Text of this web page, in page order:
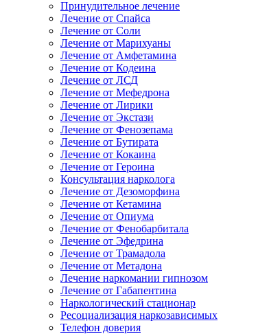
Принудительное лечение
Лечение от Спайса
Лечение от Соли
Лечение от Марихуаны
Лечение от Амфетамина
Лечение от Кодеина
Лечение от ЛСД
Лечение от Мефедрона
Лечение от Лирики
Лечение от Экстази
Лечение от Фенозепама
Лечение от Бутирата
Лечение от Кокаина
Лечение от Героина
Консультация нарколога
Лечение от Дезоморфина
Лечение от Кетамина
Лечение от Опиума
Лечение от Фенобарбитала
Лечение от Эфедрина
Лечение от Трамадола
Лечение от Метадона
Лечение наркомании гипнозом
Лечение от Габапентина
Наркологический стационар
Ресоциализация наркозависимых
Телефон доверия